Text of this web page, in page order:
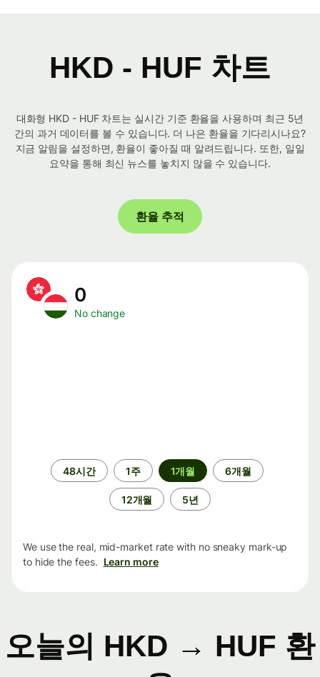
HKD - HUF 차트
대화형 HKD - HUF 차트는 실시간 기준 환율을 사용하며 최근 5년
간의 과거 데이터를 볼 수 있습니다. 더 나은 환율을 기다리시나요?
지금 알림을 설정하면, 환율이 좋아질 때 알려드립니다. 또한, 일일
요약을 통해 최신 뉴스를 놓치지 않을 수 있습니다.
환율 추적
0
No change
48시간 1주 1개월 6개월
12개월 5년
We use the real, mid-market rate with no sneaky mark-up
to hide the fees. Learn more
오늘의 HKD → HUF 환